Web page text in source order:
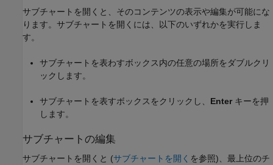
サブチャートを開くと、そのコンテンツの表示や編集が可能にな
ります。サブチャートを開くには、以下のいずれかを実行しま
す。
サブチャートを表わすボックス内の任意の場所をダブルクリ
ックします。
サブチャートを表すボックスをクリックし、 Enter キーを押
します。
サブチャートの編集
サブチャートを開くと (サブチャートを開く を参照)、最上位のチ